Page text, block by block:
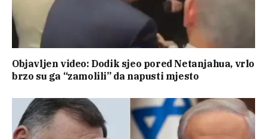
Objavljen video: Dodik sjeo pored Netanjahua, vrlo
brzo su ga “zamolili” da napusti mjesto